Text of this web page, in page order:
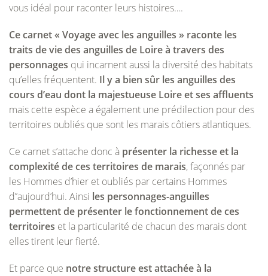
vous idéal pour raconter leurs histoires….
Ce carnet « Voyage avec les anguilles » raconte les
traits de vie des anguilles de Loire à travers des
personnages qui incarnent aussi la diversité des habitats
qu’elles fréquentent. Il y a bien sûr les anguilles des
cours d’eau dont la majestueuse Loireet ses affluents
mais cette espèce a également une prédilection pour des
territoires oubliés que sont les marais côtiers atlantiques.
Ce carnet s’attache donc à présenter la richesse et la
complexité de ces territoires de marais, façonnés par
les Hommes d’hier et oubliés par certains Hommes
d’’aujourd’hui. Ainsi les personnages-anguilles
permettent de présenter le fonctionnement de ces
territoires et la particularité de chacun des marais dont
elles tirent leur fierté.
Et parce que notre structure est attachée à la